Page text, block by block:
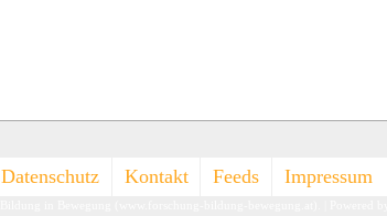
Datenschutz Kontakt Feeds Impressum